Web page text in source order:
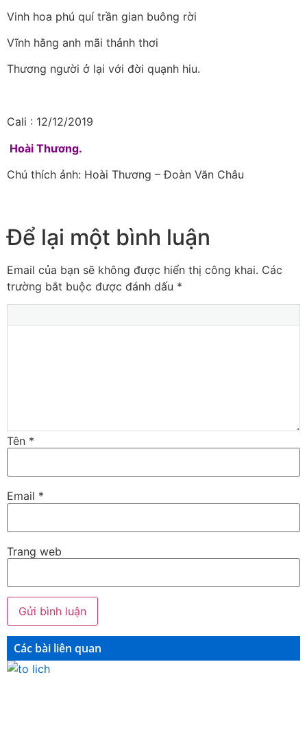
Vinh hoa phú quí trần gian buông rời
Vĩnh hằng anh mãi thảnh thơi
Thương người ở lại với đời quạnh hiu.
Cali : 12/12/2019
Hoài Thương.
Chú thích ảnh: Hoài Thương – Đoàn Văn Châu
Để lại một bình luận
Email của bạn sẽ không được hiển thị công khai. Các
trường bắt buộc được đánh dấu *
Tên *
Email *
Trang web
Các bài liên quan